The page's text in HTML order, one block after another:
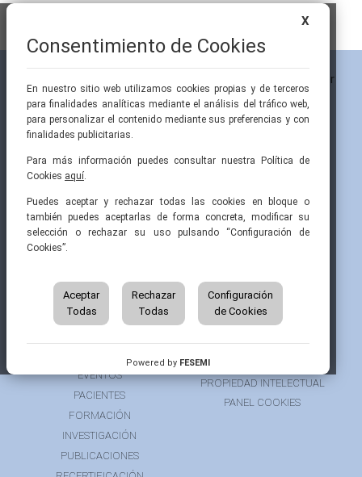
Pintor Ribera, 3
28016 Madrid
91 519 70 80
91 519 70 81
semi@fesemi.org
femi@fesemi.org
ÁREA DE SOCIO
GRUPOS DE TRABAJO
EVENTOS
PACIENTES
FORMACIÓN
INVESTIGACIÓN
PUBLICACIONES
AVISO LEGAL
AVISO PARA PACIENTES
FINANCIACIÓN
POLÍTICA DE COOKIES
PROPIEDAD INTELECTUAL
PANEL COOKIES
X
Consentimiento de Cookies
En nuestro sitio web utilizamos cookies propias y de terceros
para finalidades analíticas mediante el análisis del tráfico web,
para personalizar el contenido mediante sus preferencias y con
finalidades publicitarias.
Para más información puedes consultar nuestra Política de
Cookies aquí.
Puedes aceptar y rechazar todas las cookies en bloque o
también puedes aceptarlas de forma concreta, modificar su
selección o rechazar su uso pulsando “Configuración de
Cookies”.
Aceptar
Todas
Rechazar
Todas
Configuración
de Cookies
Powered by FESEMI